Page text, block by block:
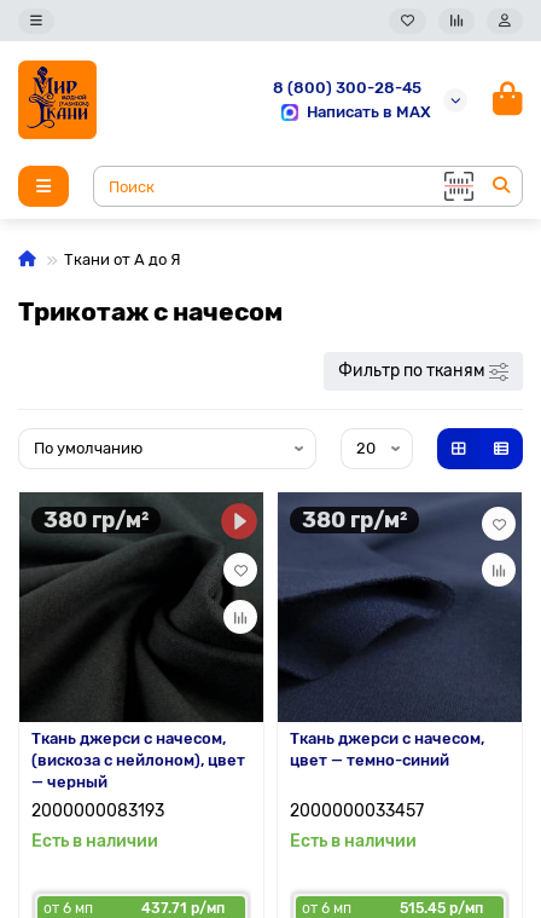
8 (800) 300-28-45
Написать в MAX
Ткани от А до Я
Трикотаж с начесом
Фильтр по тканям
380 гр/м²
Ткань джерси с начесом,
(вискоза с нейлоном), цвет
— черный
2000000083193
Есть в наличии
от 6 мп
437.71 р/мп
380 гр/м²
Ткань джерси с начесом,
цвет — темно-синий
2000000033457
Есть в наличии
от 6 мп
515.45 р/мп